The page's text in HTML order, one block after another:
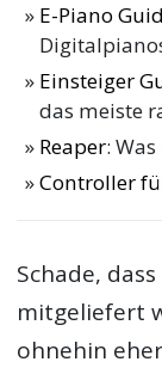
E-Piano
Einsteiger
das meiste
Reaper:
Controller
Schade,
mitgeliefert
ohnehin